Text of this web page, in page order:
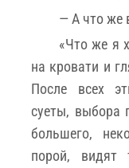
— А что же
«Что же я
на кровати и
После всех
суеты, выбора
большего,
порой, видят